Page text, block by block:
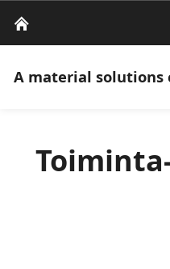
A material solutions